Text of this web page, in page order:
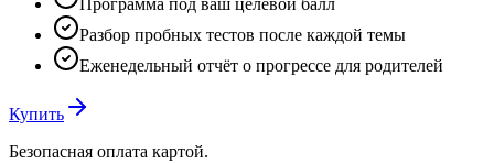
Программа под ваш целевой балл
Разбор пробных тестов после каждой темы
Еженедельный отчёт о прогрессе для родителей
Купить
Безопасная оплата картой.